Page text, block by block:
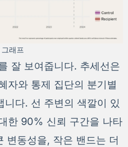
래프
잘 보여줍니다. 추세선은
자와 통제 집단의 분기별
니다. 선 주변의 색깔이 있
한 90% 신뢰 구간을 나타
변동성을, 작은 밴드는 더